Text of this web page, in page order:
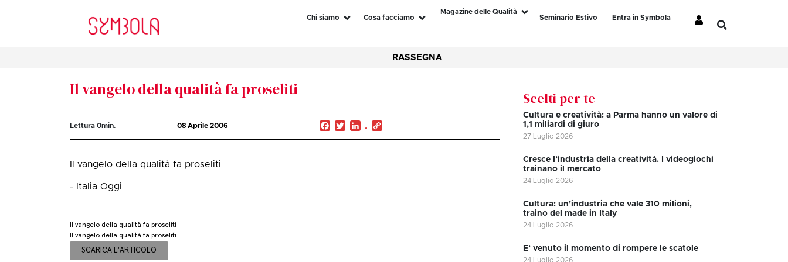
Chi siamo Cosa facciamo
Magazine delle Qualità
Seminario Estivo
Entra in Symbola
RASSEGNA
Il vangelo della qualità fa proseliti
Lettura0min. 08 Aprile 2006 Facebook
TwitterLinkedIn
Il vangelo della qualità fa proseliti
- Italia Oggi
Il vangelo della qualità fa proseliti
Il vangelo della qualità fa proseliti
SCARICA L'ARTICOLO
Scelti per te
Cultura e creatività: a Parma hanno un valore di
1,1 miliardi di giuro
27 Luglio 2026
Cresce l’industria della creatività. I videogiochi
trainano il mercato
24 Luglio 2026
Cultura: un’industria che vale 310 milioni,
traino del made in Italy
24 Luglio 2026
E’ venuto il momento di rompere le scatole
24 Luglio 2026